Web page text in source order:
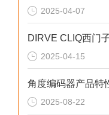
2025-04-07
2025-04-15
2025-08-22